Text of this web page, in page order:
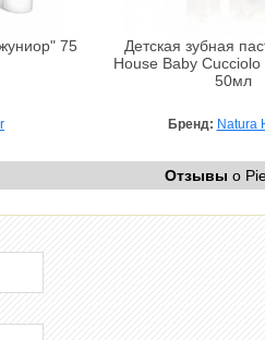
75
Детская зубная
House Baby
50мл
Бренд: Natura
Отзывы о